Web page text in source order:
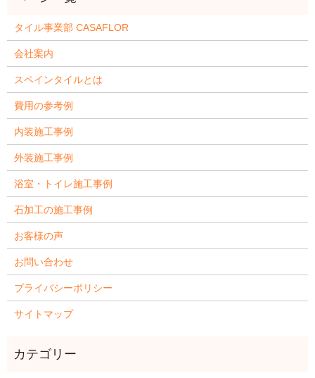
タイル事業部 CASAFLOR
会社案内
スペインタイルとは
費用の参考例
内装施工事例
外装施工事例
浴室・トイレ施工事例
石加工の施工事例
お客様の声
お問い合わせ
プライバシーポリシー
サイトマップ